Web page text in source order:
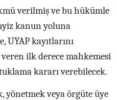
verilmiş ve bu hükümle
kanun yoluna
UYAP kayıtlarını
ilk derece mahkemesi
kararı verebilecek.
yönetmek veya örgüte üye